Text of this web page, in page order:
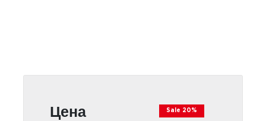
Цена Sale 20%